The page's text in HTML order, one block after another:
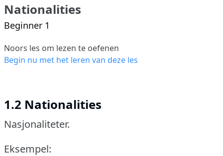
Nationalities
Beginner 1
Noors les om lezen te oefenen
Begin nu met het leren van deze les
1.2 Nationalities
Nasjonaliteter.
Eksempel: